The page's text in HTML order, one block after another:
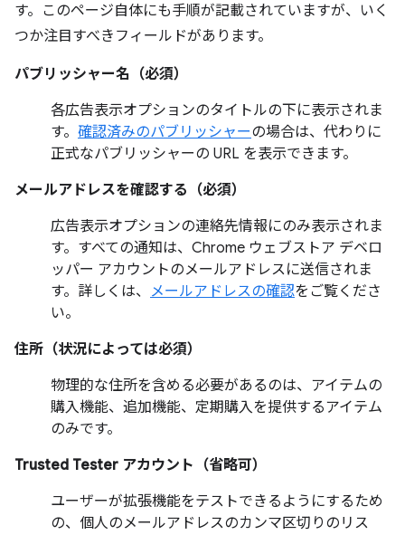
す。このページ自体にも手順が記載されていますが、いく
つか注目すべきフィールドがあります。
パブリッシャー名（必須）
各広告表示オプションのタイトルの下に表示されま
す。 確認済みのパブリッシャーの場合は、代わりに
正式なパブリッシャーの URL を表示できます。
メールアドレスを確認する（必須）
広告表示オプションの連絡先情報にのみ表示されま
す。すべての通知は、Chrome ウェブストア デベロ
ッパー アカウントのメールアドレスに送信されま
す。詳しくは、 メールアドレスの確認をご覧くださ
い。
住所（状況によっては必須）
物理的な住所を含める必要があるのは、アイテムの
購入機能、追加機能、定期購入を提供するアイテム
のみです。
Trusted Tester アカウント（省略可）
ユーザーが拡張機能をテストできるようにするため
の、個人のメールアドレスのカンマ区切りのリス